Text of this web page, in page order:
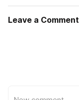
Leave a Comment